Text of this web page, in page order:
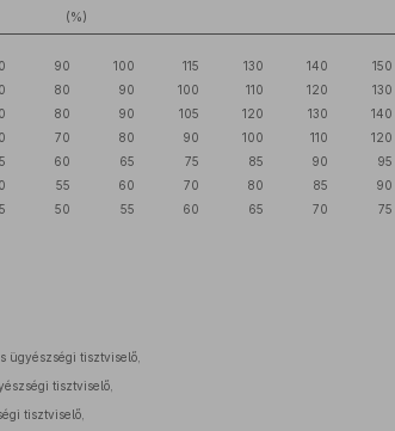
(%)
90 100 115 130 140 150
80 90 100 110 120 130
80 90 105 120 130 140
70 80 90 100 110 120
60 65 75 85 90 95
55 60 70 80 85 90
50 55 60 65 70 75
ügyészségi tisztviselő,
tisztviselő,
tisztviselő,